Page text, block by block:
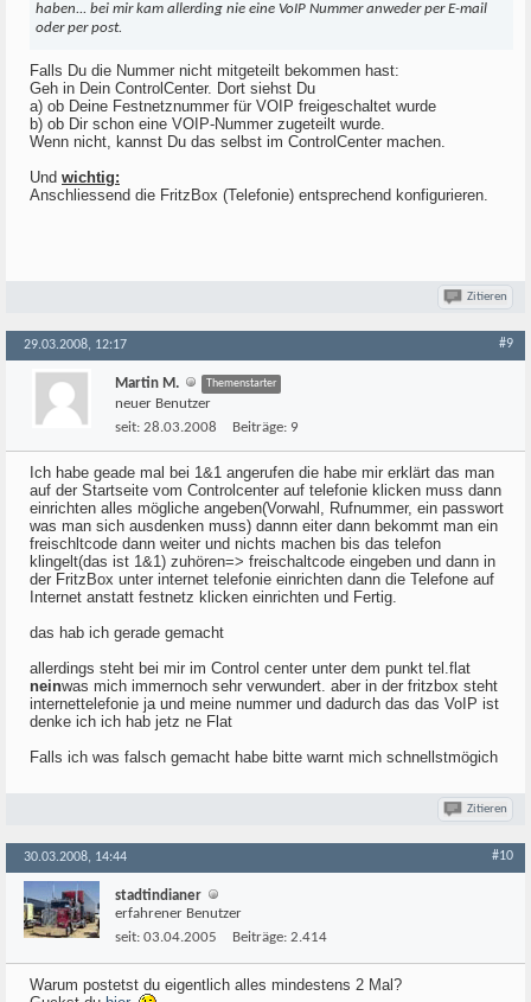
haben... bei mir kam allerding nie eine VoIP Nummer anweder per E-mail
oder per post.
Falls Du die Nummer nicht mitgeteilt bekommen hast:
Geh in Dein ControlCenter. Dort siehst Du
a) ob Deine Festnetznummer für VOIP freigeschaltet wurde
b) ob Dir schon eine VOIP-Nummer zugeteilt wurde.
Wenn nicht, kannst Du das selbst im ControlCenter machen.
Und wichtig:
Anschliessend die FritzBox (Telefonie) entsprechend konfigurieren.
Zitieren
29.03.2008, 12:17 #9
Martin M. Themenstarter
neuer Benutzer
seit: 28.03.2008 Beiträge: 9
Ich habe geade mal bei 1&1 angerufen die habe mir erklärt das man
auf der Startseite vom Controlcenter auf telefonie klicken muss dann
einrichten alles mögliche angeben(Vorwahl, Rufnummer, ein passwort
was man sich ausdenken muss) dannn eiter dann bekommt man ein
freischltcode dann weiter und nichts machen bis das telefon
klingelt(das ist 1&1) zuhören=> freischaltcode eingeben und dann in
der FritzBox unter internet telefonie einrichten dann die Telefone auf
Internet anstatt festnetz klicken einrichten und Fertig.
das hab ich gerade gemacht
allerdings steht bei mir im Control center unter dem punkt tel.flat
neinwas mich immernoch sehr verwundert. aber in der fritzbox steht
internettelefonie ja und meine nummer und dadurch das das VoIP ist
denke ich ich hab jetz ne Flat
Falls ich was falsch gemacht habe bitte warnt mich schnellstmögich
Zitieren
30.03.2008, 14:44 #10
stadtindianer
erfahrener Benutzer
seit: 03.04.2005 Beiträge: 2.414
Warum postetst du eigentlich alles mindestens 2 Mal?